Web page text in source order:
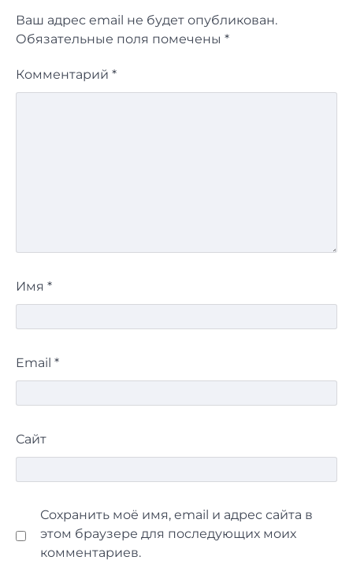
Ваш адрес email не будет опубликован.
Обязательные поля помечены *
Комментарий *
Имя *
Email *
Сайт
Сохранить моё имя, email и адрес сайта в
этом браузере для последующих моих
комментариев.